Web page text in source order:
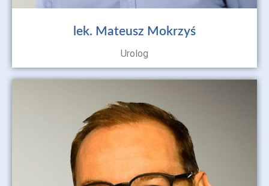
lek. Mateusz Mokrzyś
Urolog